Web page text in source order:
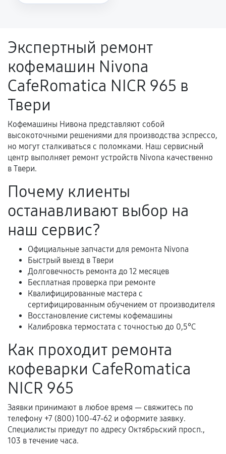
Поломка установленной детали при
нормальной эксплуатации в течение
гарантийного срока.
Несоответствие комплектующей заявленным
техническим характеристикам.
Документы для подтверждения
гарантии
Акт выполненных работ с датой, перечнем
услуг и сроком гарантии.
Документы на установленные комплектующие
и кассовый чек.
Расширенная гарантия
В некоторых случаях возможно оформление
расширенной гарантии. Стоимость, сроки и
условия продления согласовываются отдельно и
Когда гарантия не действует
механические повреждения, попадание влаги,
перегрев, коррозия.
Самостоятельный ремонт или вмешательство
Экспертный ремонт
кофемашин Nivona
CafeRomatica NICR 965 в
Твери
Кофемашины Нивона представляют собой
высокоточными решениями для производства эспрессо,
но могут сталкиваться с поломками. Наш сервисный
центр выполняет ремонт устройств Nivona качественно
в Твери.
Почему клиенты
останавливают выбор на
наш сервис?
Официальные запчасти для ремонта Nivona
Быстрый выезд в Твери
Долговечность ремонта до 12 месяцев
Бесплатная проверка при ремонте
Квалифицированные мастера с
сертифицированным обучением от производителя
Восстановление системы кофемашины
Калибровка термостата с точностью до 0,5°C
Как проходит ремонта
кофеварки CafeRomatica
NICR 965
Заявки принимают в любое время — свяжитесь по
телефону +7 (800) 100-47-62 и оформите заявку.
Специалисты приедут по адресу Октябрьский просп.,
103 в течение часа.